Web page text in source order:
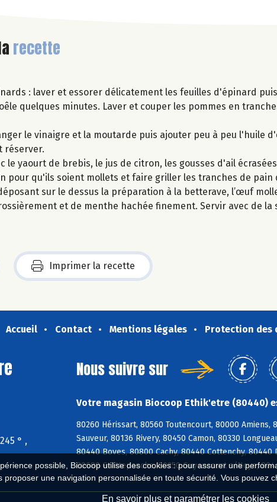
possible, Biocoop utilise des cookies : pour assurer une
proposer une navigation personnalisée en toute sécurité. Vous
En savoir plus et paramétrer les cookies
recette
: laver et essorer délicatement les feuilles d'épinard
quelques minutes. Laver et couper les pommes en
le vinaigre et la moutarde puis ajouter peu à peu l'huile
réserver.
le yaourt de brebis, le jus de citron, les gousses d'ail
pour qu'ils soient mollets et faire griller les tranches de pain
sur le dessus la préparation à la betterave, l’œuf
et de menthe hachée finement. Servir avec de la
Imprimer la recette
Accueil Contact Mentions légales Protection des
° ,
Nous suivre sur
Votre magasin Biocoop Ethik'etre (80440)
80260 Hérissart, 80560 Toutencourt, 80000 Amiens,
Sauveur, 80136 Rivery, 80450 Camon, 80330
80440 Boves, 80800 Cachy, 80440 Cottenchy,
80680 Grattepanche, 80250 Guyencourt s/Noye,